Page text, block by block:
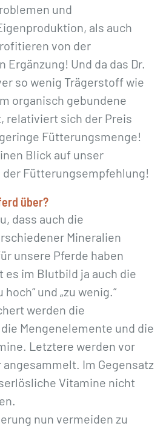
und
als auch
von der
Ergänzung! Und da das Dr.
so wenig Trägerstoff wie
organisch gebundene
relativiert sich der Preis
Fütterungsmenge!
Blick auf unser
der Fütterungsempfehlung!
über?
dass auch die
Mineralien
unsere Pferde haben
es im Blutbild ja auch die
und „zu wenig.“
werden die
Mengenelemente und die
Letztere werden vor
Im Gegensatz
Vitamine nicht
nun vermeiden zu